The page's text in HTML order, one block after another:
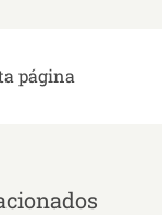
página